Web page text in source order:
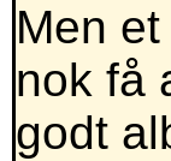
Men
nok få
godt